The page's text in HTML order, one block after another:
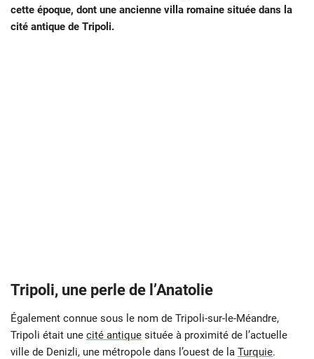
cette époque, dont une ancienne villa romaine située dans la
cité antique de Tripoli.
Tripoli, une perle de l’Anatolie
Également connue sous le nom de Tripoli-sur-le-Méandre,
Tripoli était une cité antique située à proximité de l’actuelle
ville de Denizli, une métropole dans l’ouest de la Turquie.